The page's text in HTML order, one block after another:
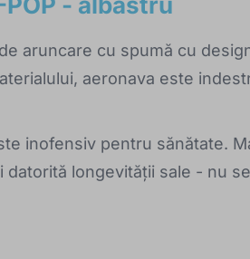
aruncare cu spumă cu
aeronava este
inofensiv pentru sănătate.
longevității sale - nu